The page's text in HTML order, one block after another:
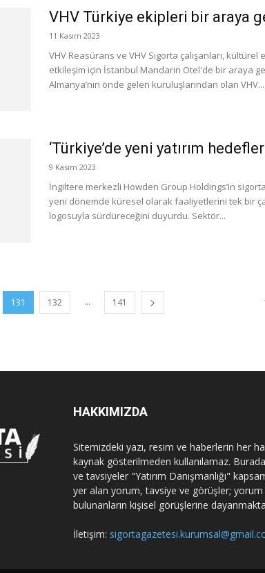
VHV Türkiye ekipleri bir araya
11 Kasım 2023
VHV Reasürans ve VHV Sigorta çalışanları, kültürel
etkileşim için İstanbul Mandarin Otel'de bir araya
Almanya’nın önde gelen kuruluşlarından olan VHV...
‘Türkiye’de yeni yatırım
9 Kasım 2023
İngiltere merkezli Howden Group Holdings’in
yeni dönemde küresel olarak faaliyetlerini tek bir
logosuyla sürdüreceğini duyurdu. Sektör...
131 132 ... 141
HAKKIMIZDA
Sitemizdeki yazı, resim ve haberlerin her
kaynak gösterilmeden kullanılamaz.
ve tavsiyeler "Yatırım Danışmanlığı"
yer alan yorum, tavsiye ve görüşler;
bulunanların kişisel görüşlerine
İletişim: